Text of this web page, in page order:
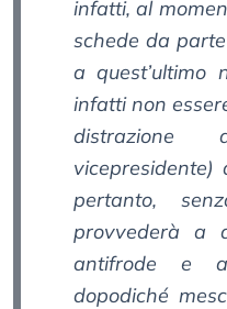
infatti, al
schede da
a quest’ultimo
infatti non
distrazione
vicepresidente)
pertanto,
provvederà a
antifrode e a
dopodiché